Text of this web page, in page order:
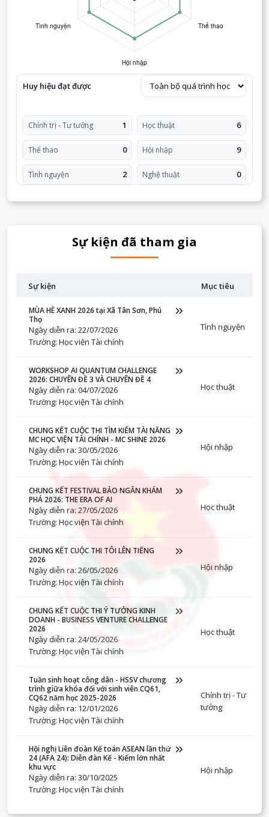
Huy hiệu đạt được
Chính trị - Tư tưởng 1 Học thuật 6
Thể thao 0 Hội nhập 9
Tình nguyện 2 Nghệ thuật 0
Sự kiện đã tham gia
Sự kiện Mục tiêu
MÙA HÈ XANH 2026 tại Xã Tân Sơn, Phú
Thọ
Ngày diễn ra: 22/07/2026
Trường: Học viện Tài chính
Tình nguyện
WORKSHOP AI QUANTUM CHALLENGE
2026: CHUYÊN ĐỀ 3 VÀ CHUYÊN ĐỀ 4
Ngày diễn ra: 04/07/2026
Trường: Học viện Tài chính
Học thuật
CHUNG KẾT CUỘC THI TÌM KIẾM TÀI NĂNG
MC HỌC VIỆN TÀI CHÍNH - MC SHINE 2026
Ngày diễn ra: 30/05/2026
Trường: Học viện Tài chính
Hội nhập
CHUNG KẾT FESTIVAL BẢO NGÂN KHÁM
PHÁ 2026: THE ERA OF AI
Ngày diễn ra: 27/05/2026
Trường: Học viện Tài chính
Học thuật
CHUNG KẾT CUỘC THI TÔI LÊN TIẾNG
2026
Ngày diễn ra: 26/05/2026
Trường: Học viện Tài chính
Hội nhập
CHUNG KẾT CUỘC THI Ý TƯỞNG KINH
DOANH - BUSINESS VENTURE CHALLENGE
2026
Ngày diễn ra: 24/05/2026
Trường: Học viện Tài chính
Học thuật
Tuần sinh hoạt công dân - HSSV chương
trình giữa khóa đối với sinh viên CQ61,
CQ62 năm học 2025-2026
Ngày diễn ra: 12/01/2026
Trường: Học viện Tài chính
Chính trị - Tư
tưởng
Hội nghị Liên đoàn Kế toán ASEAN lần thứ
24 (AFA 24): Diễn đàn Kế - Kiểm lớn nhất
khu vực
Ngày diễn ra: 30/10/2025
Trường: Học viện Tài chính
Hội nhập